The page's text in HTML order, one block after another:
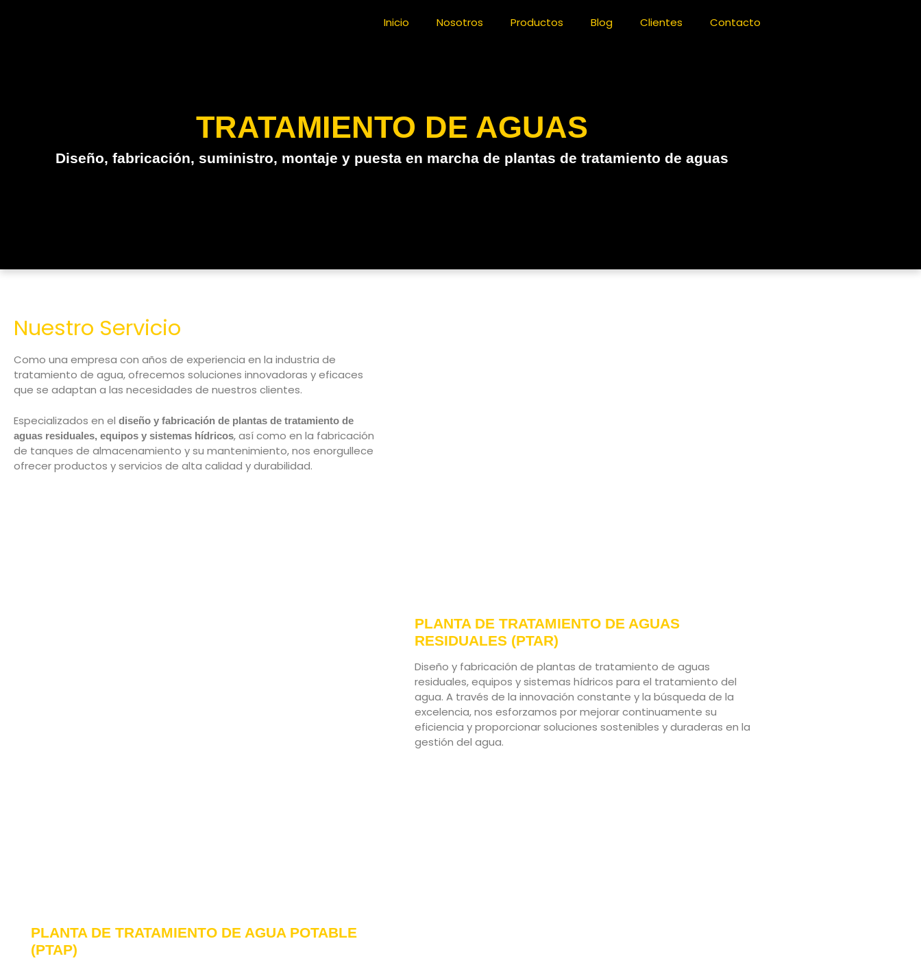
Inicio Nosotros Productos Blog Clientes Contacto
TRATAMIENTO DE AGUAS
Diseño, fabricación, suministro, montaje y puesta en marcha de plantas de tratamiento de aguas
Nuestro Servicio
Como una empresa con años de experiencia en la industria de
tratamiento de agua, ofrecemos soluciones innovadoras y eficaces
que se adaptan a las necesidades de nuestros clientes.
Especializados en el diseño y fabricación de plantas de tratamiento de
aguas residuales, equipos y sistemas hídricos, así como en la fabricación
de tanques de almacenamiento y su mantenimiento, nos enorgullece
ofrecer productos y servicios de alta calidad y durabilidad.
PLANTA DE TRATAMIENTO DE AGUAS
RESIDUALES (PTAR)
Diseño y fabricación de plantas de tratamiento de aguas
residuales, equipos y sistemas hídricos para el tratamiento del
agua. A través de la innovación constante y la búsqueda de la
excelencia, nos esforzamos por mejorar continuamente su
eficiencia y proporcionar soluciones sostenibles y duraderas en la
gestión del agua.
PLANTA DE TRATAMIENTO DE AGUA POTABLE
(PTAP)